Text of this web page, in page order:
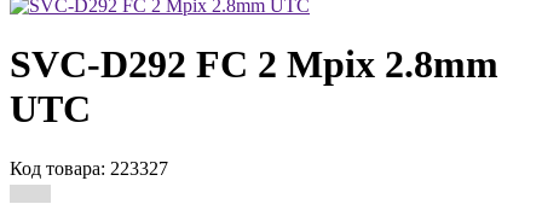
SVC-D292 FC 2 Mpix 2.8mm
UTC
Код товара: 223327